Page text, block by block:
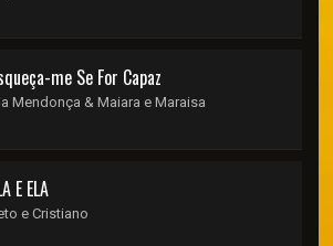
me Se For Capaz
Mendonça & Maiara e Maraisa
E ELA
e Cristiano